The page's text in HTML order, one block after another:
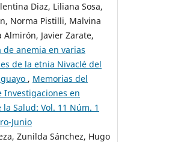
Diaz, Liliana Sosa,
Norma Pistilli, Malvina
Almirón, Javier Zarate,
de anemia en varias
de la etnia Nivaclé del
, Memorias del
en
la Salud: Vol. 11 Núm. 1
Junio
Zunilda Sánchez, Hugo